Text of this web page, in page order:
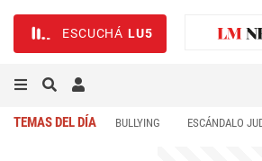
ESCUCHÁ LU5
TEMAS DEL DÍA BULLYING ESCÁNDALO